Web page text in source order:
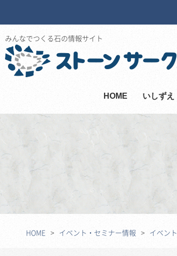
みんなでつくる石の情報サイト
HOME いしずえ
HOME イベント・セミナー情報 イベント